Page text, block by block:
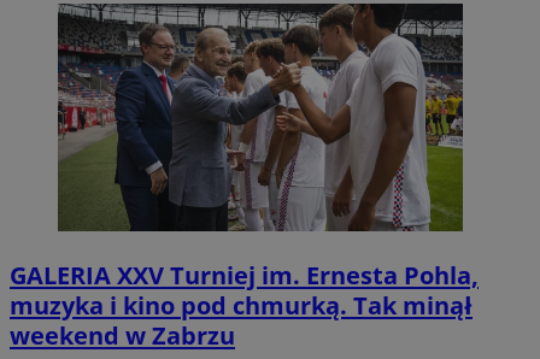
GALERIAXXV Turniej im. Ernesta Pohla,
muzyka i kino pod chmurką. Tak minął
weekend w Zabrzu